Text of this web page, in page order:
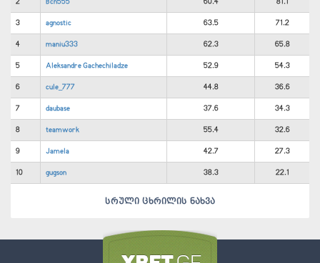
3 agnostic 63.5 71.2
4 maniu333 62.3 65.8
5 Aleksandre Gachechiladze 52.9 54.3
6 cule_777 44.8 36.6
7 daubase 37.6 34.3
8 teamwork 55.4 32.6
9 Jamela 42.7 27.3
10 gugson 38.3 22.1
სრული ცხრილის ნახვა